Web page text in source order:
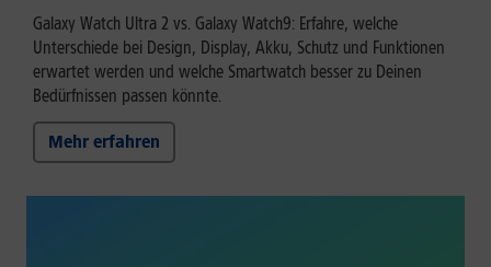
Galaxy Watch Ultra 2 vs. Galaxy Watch9: Erfahre, welche
Unterschiede bei Design, Display, Akku, Schutz und Funktionen
erwartet werden und welche Smartwatch besser zu Deinen
Bedürfnissen passen könnte.
Mehr erfahren